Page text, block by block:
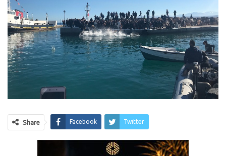
Share Facebook Twitter